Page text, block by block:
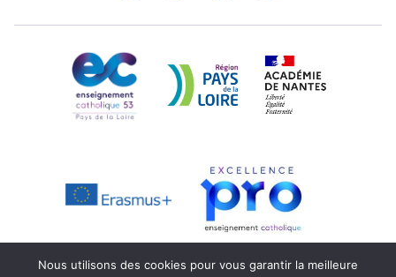
Nous utilisons des cookies pour vous garantir la meilleure